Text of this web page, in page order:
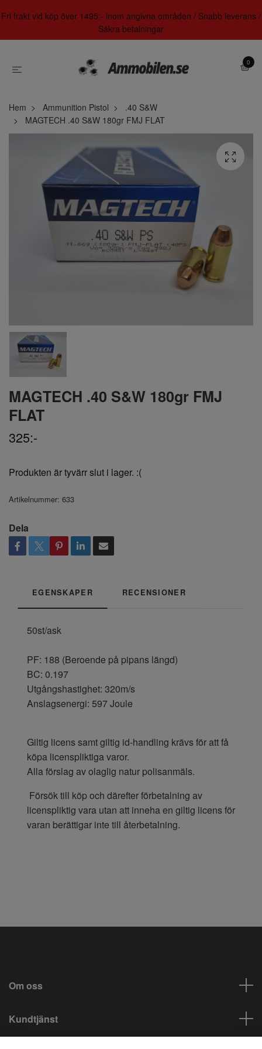
Fri frakt vid köp över 1495:- inom angivna områden / Snabb leverans /
Säkra betalningar
0
Hem Ammunition Pistol
.40 S&W
MAGTECH .40 S&W 180gr FMJ FLAT
MAGTECH .40 S&W 180gr FMJ
FLAT
325:-
Produkten är tyvärr slut i lager. :(
Artikelnummer: 633
Dela
EGENSKAPER RECENSIONER
50st/ask
PF: 188 (Beroende på pipans längd)
BC: 0.197
Utgångshastighet: 320m/s
Anslagsenergi: 597 Joule
Giltig licens samt giltig id-handling krävs för att få
köpa licenspliktiga varor.
Alla förslag av olaglig natur polisanmäls.
Försök till köp och därefter förbetalning av
licenspliktig vara utan att inneha en giltig licens för
varan berättigar inte till återbetalning.
Om oss
Kundtjänst